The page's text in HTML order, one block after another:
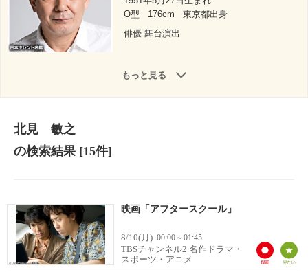
O型
176cm
東京都出身
俳優 舞台演出
もっと見る
北見 敏之
の検索結果[15件]
映画「アフタースクール」
8/10(月) 00:00～01:45
TBSチャンネル2 名作ドラマ・
スポーツ・アニメ